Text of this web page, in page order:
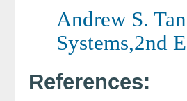
Andrew S.
Systems,2nd
References: